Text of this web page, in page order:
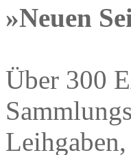
»Neuen
Über 300